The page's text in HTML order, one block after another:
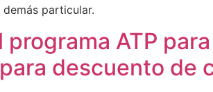
particular.
ATP
descuento de